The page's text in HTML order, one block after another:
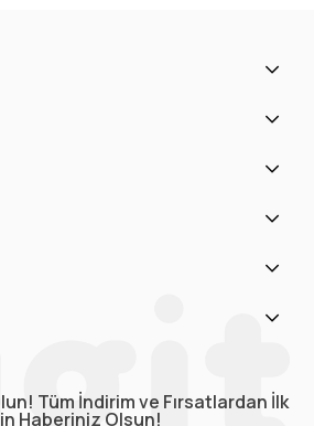
Tüm İndirim ve Fırsatlardan İlk
Haberiniz Olsun!